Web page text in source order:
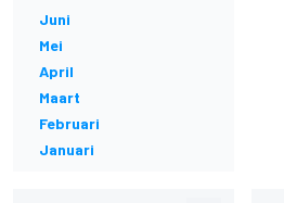
Juni
Mei
April
Maart
Februari
Januari